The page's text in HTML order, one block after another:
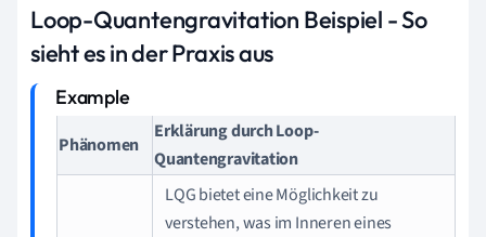
Loop-Quantengravitation Beispiel - So
sieht es in der Praxis aus
Phänomen
Erklärung durch Loop-
Quantengravitation
LQG bietet eine Möglichkeit zu
verstehen, was im Inneren eines